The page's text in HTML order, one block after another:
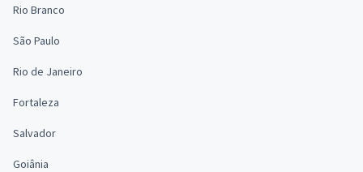
Rio Branco
São Paulo
Rio de Janeiro
Fortaleza
Salvador
Goiânia